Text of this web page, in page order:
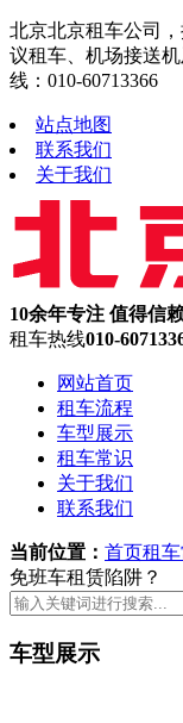
北京北京租车公司
议租车、机场接送
线：010-60713366
站点地图
联系我们
关于我们
10余年专注 值得信
租车热线010-
网站首页
租车流程
车型展示
租车常识
关于我们
联系我们
当前位置： 首页租
免班车租赁陷阱？
车型展示